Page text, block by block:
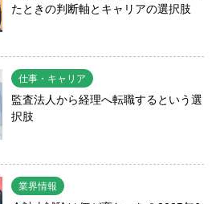
たときの判断軸とキャリアの選択肢
仕事・キャリア
監査法人から経理へ転職するという選
択肢
業界情報